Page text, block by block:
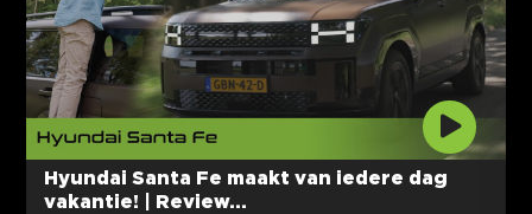
Hyundai Santa Fe maakt van iedere dag
vakantie! | Review...